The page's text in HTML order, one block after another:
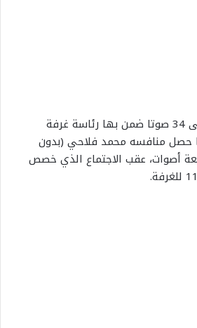
وحصل محمد عقاوي على 34 صوتا ضمن بها رئاسة غرفة
حصل منافسه محمد فلاحي (بدون
أصوات، عقب الاجتماع الذي خصص